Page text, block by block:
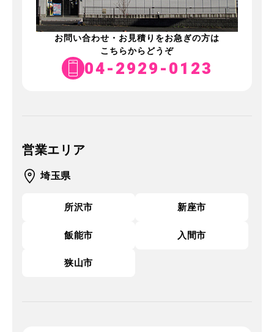
お問い合わせ・お見積りをお急ぎの方は
こちらからどうぞ
04-2929-0123
営業エリア
埼玉県
所沢市 新座市
飯能市 入間市
狭山市